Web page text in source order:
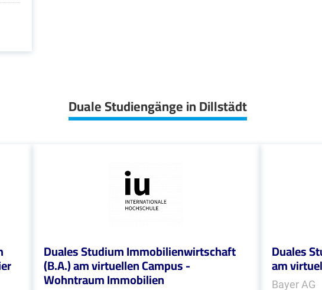
Duale Studiengänge in Dillstädt
Duales Studium Immobilienwirtschaft
(B.A.) am virtuellen Campus -
Wohntraum Immobilien
Duales
am
Bayer AG